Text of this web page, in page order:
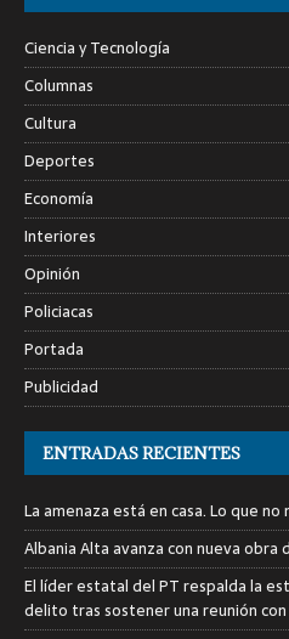
Ciencia y Tecnología
Columnas
Cultura
Deportes
Economía
Interiores
Opinión
Policiacas
Portada
Publicidad
ENTRADAS RECIENTES
La amenaza está en casa. Lo que
Albania Alta avanza con nueva
El líder estatal del PT respalda la
delito tras sostener una reunión con